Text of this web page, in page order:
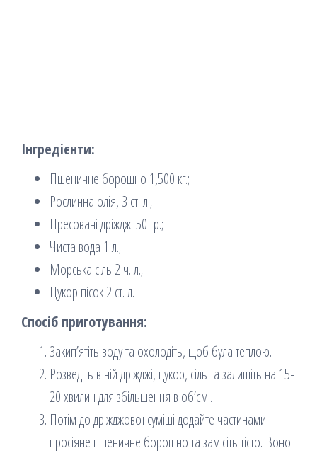
Інгредієнти:
Пшеничне борошно 1,500 кг.;
Рослинна олія, 3 ст. л.;
Пресовані дріжджі 50 гр.;
Чиста вода 1 л.;
Морська сіль 2 ч. л.;
Цукор пісок 2 ст. л.
Спосіб приготування:
Закип’ятіть воду та охолодіть, щоб була теплою.
Розведіть в ній дріжджі, цукор, сіль та залишіть на 15-
20 хвилин для збільшення в об’ємі.
Потім до дріжджової суміші додайте частинами
просіяне пшеничне борошно та замісіть тісто. Воно